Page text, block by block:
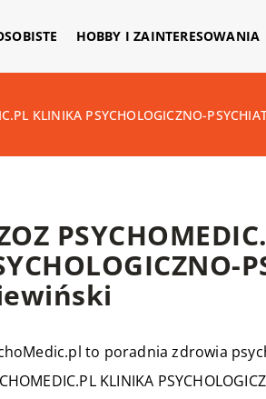
HOBBY I ZAINTERESOWANIA
KLINIKA PSYCHOLOGICZNO-
to poradnia zdrowia
KLINIKA